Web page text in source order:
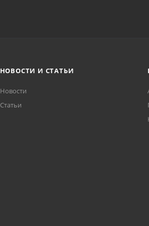
НОВОСТИ И СТАТЬИ
Новости
Статьи